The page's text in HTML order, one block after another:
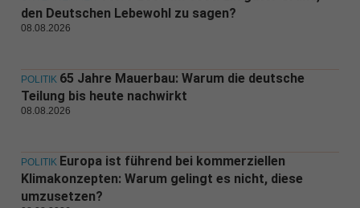
den Deutschen Lebewohl zu sagen?
08.08.2026
POLITIK 65 Jahre Mauerbau: Warum die deutsche
Teilung bis heute nachwirkt
08.08.2026
POLITIK Europa ist führend bei kommerziellen
Klimakonzepten: Warum gelingt es nicht, diese
umzusetzen?